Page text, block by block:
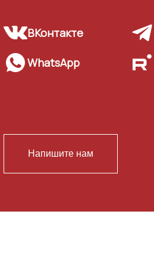
ВКонтакте
WhatsApp
Напишите нам